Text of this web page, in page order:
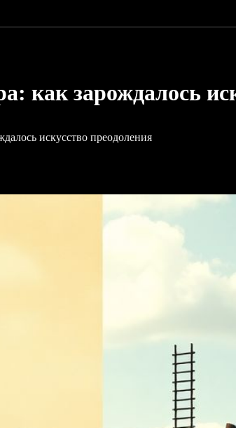
как зарождалось
искусство преодоления